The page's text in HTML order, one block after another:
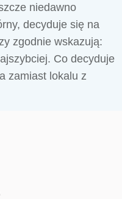
niedawno
decyduje się na
zgodnie wskazują:
Co decyduje
zamiast lokalu z